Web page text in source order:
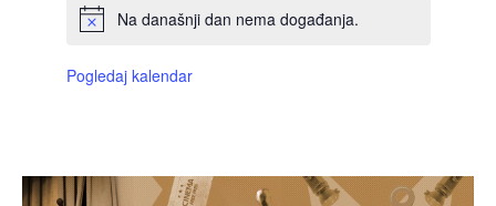
Na današnji dan nema događanja.
Pogledaj kalendar